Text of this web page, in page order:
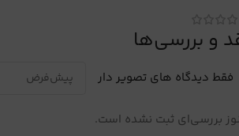
و بررسی‌ها
فقط دیدگاه های تصویر دار
بررسی‌ای ثبت نشده است.